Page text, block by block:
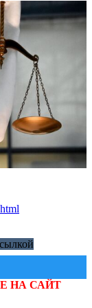
НА САЙТ